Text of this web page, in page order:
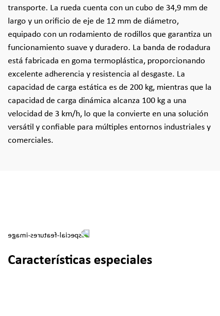
transporte. La rueda cuenta con un cubo de 34,9 mm de
largo y un orificio de eje de 12 mm de diámetro,
equipado con un rodamiento de rodillos que garantiza un
funcionamiento suave y duradero. La banda de rodadura
está fabricada en goma termoplástica, proporcionando
excelente adherencia y resistencia al desgaste. La
capacidad de carga estática es de 200 kg, mientras que la
capacidad de carga dinámica alcanza 100 kg a una
velocidad de 3 km/h, lo que la convierte en una solución
versátil y confiable para múltiples entornos industriales y
comerciales.
Características especiales